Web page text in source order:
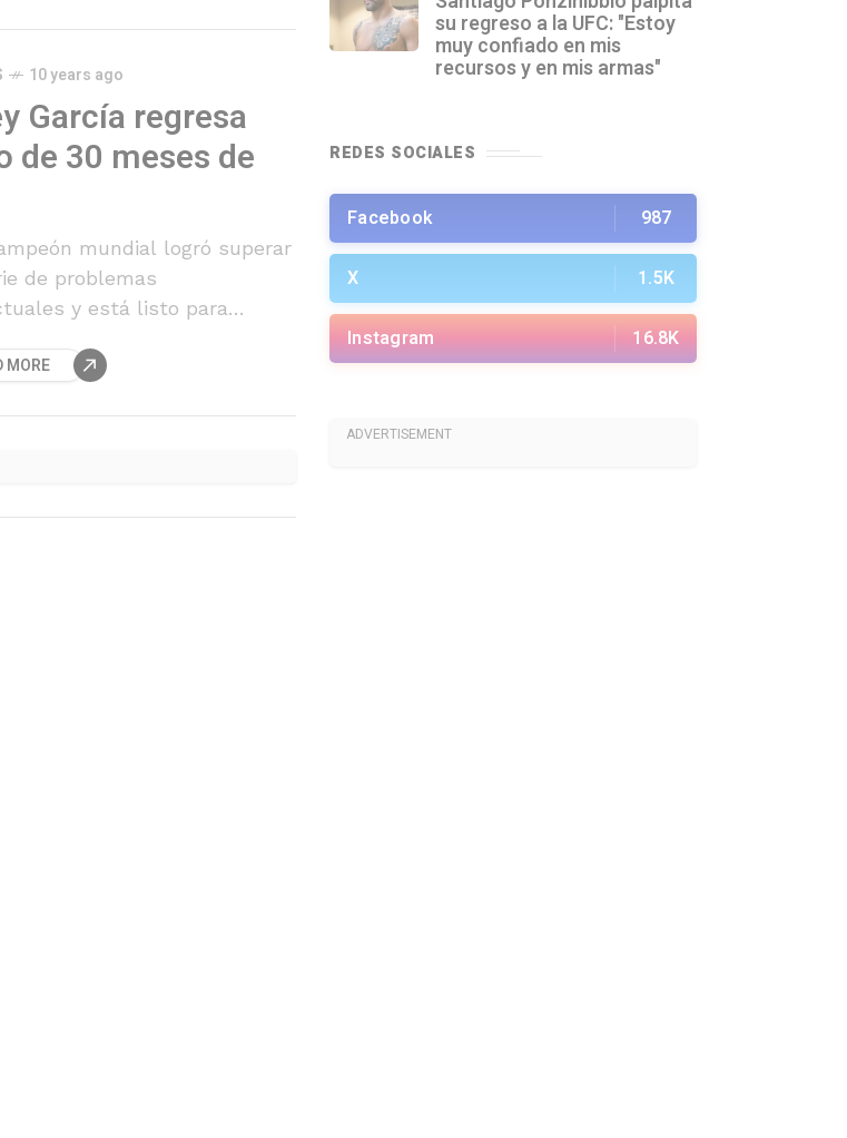
10 years ago
García regresa
de 30 meses de
mundial logró superar
de problemas
y está listo para
mundo.
MORE
su regreso a la UFC: "Estoy
muy confiado en mis
recursos y en mis armas"
REDES SOCIALES
Facebook 987
X 1.5K
Instagram 16.8K
ADVERTISEMENT